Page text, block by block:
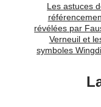
Les astuces
révélées par
Verneuil et
symboles